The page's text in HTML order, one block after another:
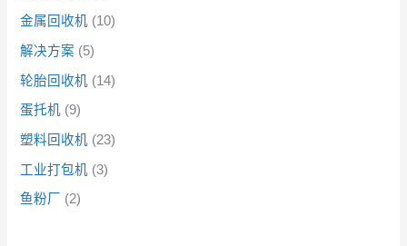
金属回收机 10
解决方案 5
轮胎回收机 14
蛋托机 9
塑料回收机 23
工业打包机 3
鱼粉厂 2